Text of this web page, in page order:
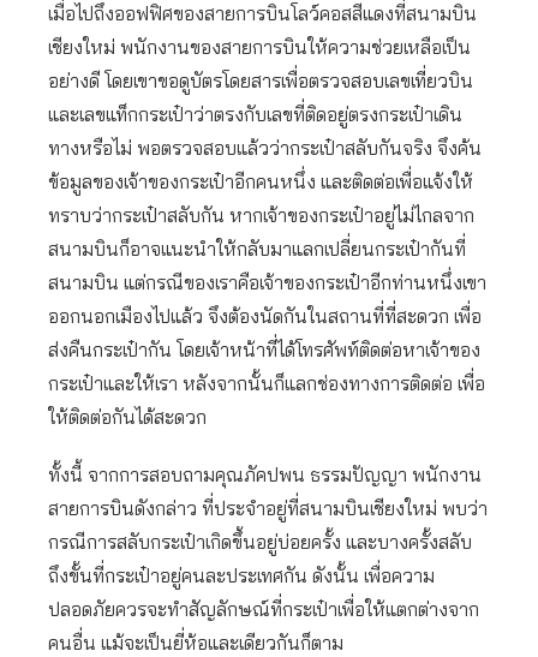
เมื่อไปถึงออฟฟิศของสายการบินโลว์คอสสีแดงที่สนามบิน
เชียงใหม่ พนักงานของสายการบินให้ความช่วยเหลือเป็น
อย่างดี โดยเขาขอดูบัตรโดยสารเพื่อตรวจสอบเลขเที่ยวบิน
และเลขแท็กกระเป๋าว่าตรงกับเลขที่ติดอยู่ตรงกระเป๋าเดิน
ทางหรือไม่ พอตรวจสอบแล้วว่ากระเป๋าสลับกันจริง จึงค้น
ข้อมูลของเจ้าของกระเป๋าอีกคนหนึ่ง และติดต่อเพื่อแจ้งให้
ทราบว่ากระเป๋าสลับกัน หากเจ้าของกระเป๋าอยู่ไม่ไกลจาก
สนามบินก็อาจแนะนำให้กลับมาแลกเปลี่ยนกระเป๋ากันที่
สนามบิน แต่กรณีของเราคือเจ้าของกระเป๋าอีกท่านหนึ่งเขา
ออกนอกเมืองไปแล้ว จึงต้องนัดกันในสถานที่ที่สะดวก เพื่อ
ส่งคืนกระเป๋ากัน โดยเจ้าหน้าที่ได้โทรศัพท์ติดต่อหาเจ้าของ
กระเป๋าและให้เรา หลังจากนั้นก็แลกช่องทางการติดต่อ เพื่อ
ให้ติดต่อกันได้สะดวก
ทั้งนี้ จากการสอบถามคุณภัคปพน ธรรมปัญญา พนักงาน
สายการบินดังกล่าว ที่ประจำอยู่ที่สนามบินเชียงใหม่ พบว่า
กรณีการสลับกระเป๋าเกิดขึ้นอยู่บ่อยครั้ง และบางครั้งสลับ
ถึงขั้นที่กระเป๋าอยู่คนละประเทศกัน ดังนั้น เพื่อความ
ปลอดภัยควรจะทำสัญลักษณ์ที่กระเป๋าเพื่อให้แตกต่างจาก
คนอื่น แม้จะเป็นยี่ห้อและเดียวกันก็ตาม